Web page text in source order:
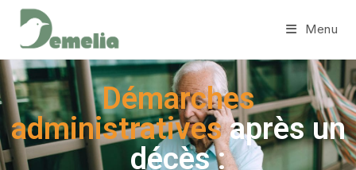
Menu
Démarches
administrativesaprès un
décès :